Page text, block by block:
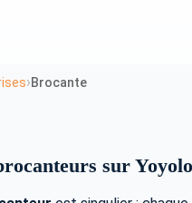
›Brocante
sur Yoyolo